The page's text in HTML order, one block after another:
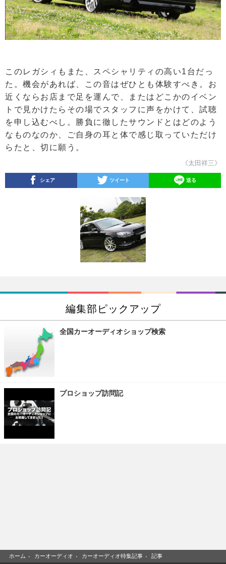
このレガシィもまた、スペシャリティの高い1台だっ
た。機会があれば、この音はぜひとも体験すべき。お
近くならお店まで足を運んで、またはどこかのイベン
トで見かけたらその場でスタッフに声をかけて、試聴
を申し込むべし。勝負に徹したサウンドとはどのよう
なものなのか、ご自身の耳と体で感じ取っていただけ
らたと、切に願う。
《太田祥三》
シェア ツイート 送る
編集部ピックアップ
全国カーオーディオショップ検索
プロショップ訪問記
ホーム › カーオーディオ › カーオーディオ特集記事 › 記事